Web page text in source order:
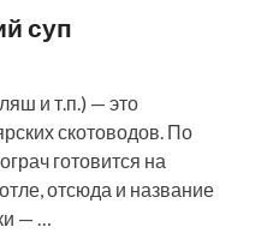
суп
и т.п.) — это
скотоводов. По
готовится на
отсюда и название
— …